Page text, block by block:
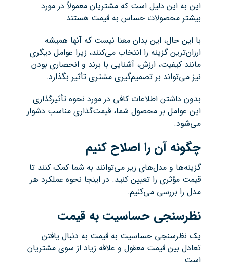
این به این دلیل است که مشتریان معمولاً در مورد
بیشتر محصولات حساس به قیمت هستند.
با این حال، این بدان معنا نیست که آنها همیشه
ارزان‌ترین گزینه را انتخاب می‌کنند، زیرا عوامل دیگری
مانند کیفیت، ارزش، آشنایی با برند و انحصاری بودن
نیز می‌تواند بر تصمیم‌گیری مشتری تأثیر بگذارد.
بدون داشتن اطلاعات کافی در مورد نحوه تأثیرگذاری
این عوامل بر محصول شما، قیمت‌گذاری مناسب دشوار
می‌شود.
چگونه آن را اصلاح کنیم
گزینه‌ها و مدل‌های زیر می‌توانند به شما کمک کنند تا
قیمت مؤثری را تعیین کنید. در اینجا نحوه عملکرد هر
مدل را بررسی می‌کنیم.
نظرسنجی حساسیت به قیمت
یک نظرسنجی حساسیت به قیمت به دنبال یافتن
تعادل بین قیمت معقول و علاقه زیاد از سوی مشتریان
است.